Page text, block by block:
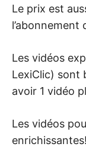
Le prix est
l’abonnement
Les vidéos
LexiClic) sont
avoir 1 vidéo
Les vidéos